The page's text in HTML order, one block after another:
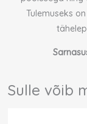
Tulemuseks
Sulle võib